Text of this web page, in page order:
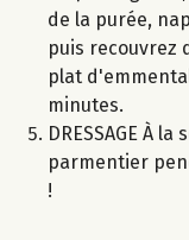
de la purée,
puis recouvrez
plat
minutes.
DRESSAGE À
parmentier
!